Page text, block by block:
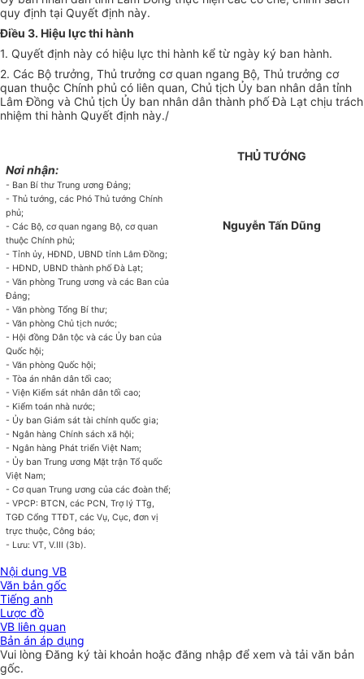
quy định tại Quyết định này.
Điều 3. Hiệu lực thi hành
1. Quyết định này có hiệu lực thi hành kể từ ngày ký ban hành.
2. Các Bộ trưởng, Thủ trưởng cơ quan ngang Bộ, Thủ trưởng cơ
quan thuộc Chính phủ có liên quan, Chủ tịch Ủy ban nhân dân tỉnh
Lâm Đồng và Chủ tịch Ủy ban nhân dân thành phố Đà Lạt chịu trách
nhiệm thi hành Quyết định này./
Nơi nhận:
- Ban Bí thư Trung ương Đảng;
- Thủ tướng, các Phó Thủ tướng Chính
phủ;
- Các Bộ, cơ quan ngang Bộ, cơ quan
thuộc Chính phủ;
- Tỉnh ủy, HĐND, UBND tỉnh Lâm Đồng;
- HĐND, UBND thành phố Đà Lạt;
- Văn phòng Trung ương và các Ban của
Đảng;
- Văn phòng Tổng Bí thư;
- Văn phòng Chủ tịch nước;
- Hội đồng Dân tộc và các Ủy ban của
Quốc hội;
- Văn phòng Quốc hội;
- Tòa án nhân dân tối cao;
- Viện Kiểm sát nhân dân tối cao;
- Kiểm toán nhà nước;
- Ủy ban Giám sát tài chính quốc gia;
- Ngân hàng Chính sách xã hội;
- Ngân hàng Phát triển Việt Nam;
- Ủy ban Trung ương Mặt trận Tổ quốc
Việt Nam;
- Cơ quan Trung ương của các đoàn thể;
- VPCP: BTCN, các PCN, Trợ lý TTg,
TGĐ Cổng TTĐT, các Vụ, Cục, đơn vị
trực thuộc, Công báo;
- Lưu: VT, V.III (3b).
THỦ TƯỚNG
Nguyễn Tấn Dũng
Nội dung VB
Văn bản gốc
Tiếng anh
Lược đồ
VB liên quan
Bản án áp dụng
Vui lòngĐăng ký tài khoản hoặc đăng nhập để xem và tải văn bản
gốc.